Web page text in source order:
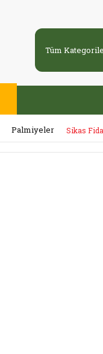
Palmiyeler Sikas